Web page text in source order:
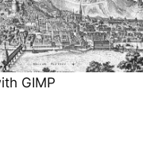
GIMP